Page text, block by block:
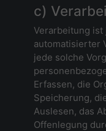
c)
Verarbeitung
automatisierter
jede solche
Erfassen, die
Speicherung,
Auslesen, das
Offenlegung